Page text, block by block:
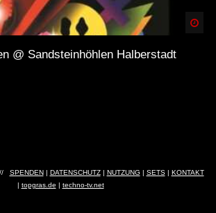
@ Sandsteinhöhlen Halberstadt
// SPENDEN| DATENSCHUTZ| NUTZUNG | SETS| KONTAKT
| topgras.de | techno-tv.net